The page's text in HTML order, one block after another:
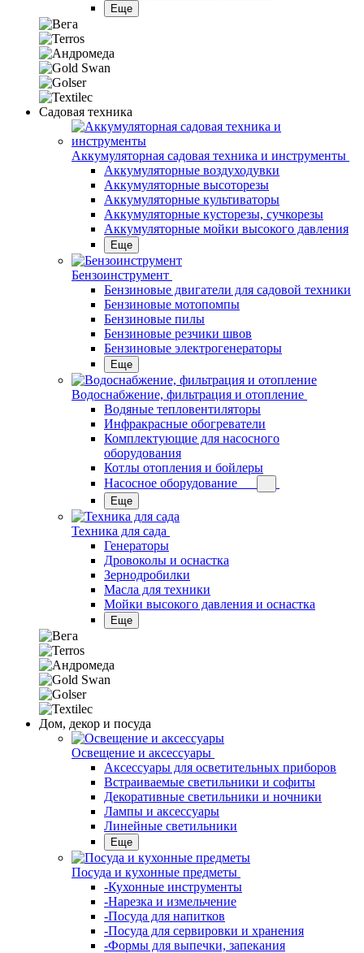
Еще
Садовая техника
Аккумуляторная садовая техника и инструменты
Аккумуляторные воздуходувки
Аккумуляторные высоторезы
Аккумуляторные культиваторы
Аккумуляторные кусторезы, сучкорезы
Аккумуляторные мойки высокого давления
Еще
Бензоинструмент
Бензиновые двигатели для садовой техники
Бензиновые мотопомпы
Бензиновые пилы
Бензиновые резчики швов
Бензиновые электрогенераторы
Еще
Водоснабжение, фильтрация и отопление
Водяные тепловентиляторы
Инфракрасные обогреватели
Комплектующие для насосного
оборудования
Котлы отопления и бойлеры
Насосное оборудование
Еще
Техника для сада
Генераторы
Дровоколы и оснастка
Зернодробилки
Масла для техники
Мойки высокого давления и оснастка
Еще
Дом, декор и посуда
Освещение и аксессуары
Аксессуары для осветительных приборов
Встраиваемые светильники и софиты
Декоративные светильники и ночники
Лампы и аксессуары
Линейные светильники
Еще
Посуда и кухонные предметы
-Кухонные инструменты
-Нарезка и измельчение
-Посуда для напитков
-Посуда для сервировки и хранения
-Формы для выпечки, запекания